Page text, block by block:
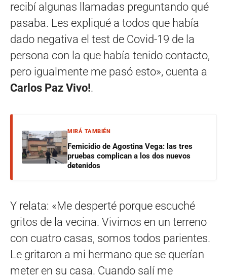
recibí algunas llamadas preguntando qué
pasaba. Les expliqué a todos que había
dado negativa el test de Covid-19 de la
persona con la que había tenido contacto,
pero igualmente me pasó esto», cuenta a
Carlos Paz Vivo!.
MIRÁ TAMBIÉN
Femicidio de Agostina Vega: las tres
pruebas complican a los dos nuevos
detenidos
Y relata: «Me desperté porque escuché
gritos de la vecina. Vivimos en un terreno
con cuatro casas, somos todos parientes.
Le gritaron a mi hermano que se querían
meter en su casa. Cuando salí me